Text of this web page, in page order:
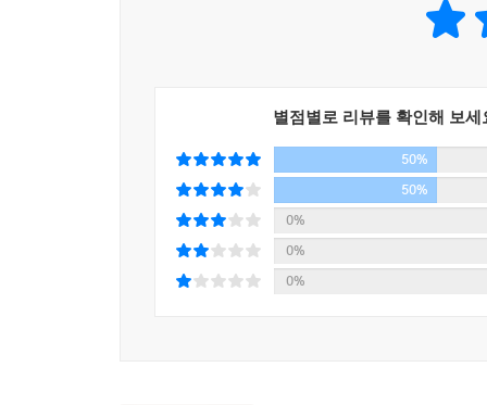
대물림을 끊는 희망교육, 한 명도 포기하지 않는
2012년 5월, 박원순 서울시장, 교육 관련 시민
교육정책의 연장선상에 있다고 할 수 있다. 일
곽노현교육감이 희망하는 민주사회 공교육의 비전
별점별로 리뷰를 확인해 보세
50%
50%
0%
0%
0%